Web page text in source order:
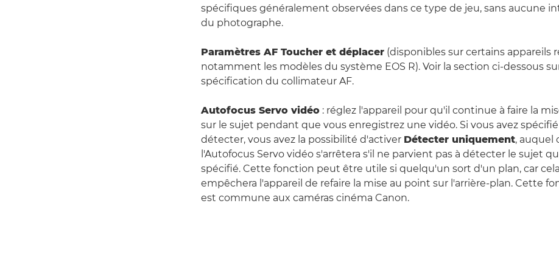
spécifiques généralement observées dans ce type de jeu, sans aucune
du photographe.
Paramètres AF Toucher et déplacer (disponibles sur certains appareils
notamment les modèles du système EOS R). Voir la section ci-dessous
spécification du collimateur AF.
Autofocus Servo vidéo : réglez l'appareil pour qu'il continue à faire la
sur le sujet pendant que vous enregistrez une vidéo. Si vous avez
détecter, vous avez la possibilité d'activer Détecter uniquement, auquel
l'Autofocus Servo vidéo s'arrêtera s'il ne parvient pas à détecter le sujet
spécifié. Cette fonction peut être utile si quelqu'un sort d'un plan, car cela
empêchera l'appareil de refaire la mise au point sur l'arrière-plan. Cette
est commune aux caméras cinéma Canon.